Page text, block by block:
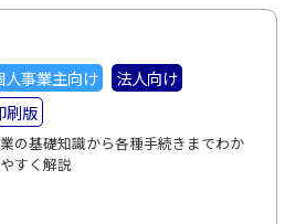
人事業主向け
法人向け
刷版
の基礎知識から各種手続きまでわか
すく解説